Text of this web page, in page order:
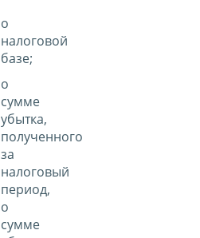
о
налоговой
базе;
о
сумме
убытка,
полученного
за
налоговый
период,
о
сумме